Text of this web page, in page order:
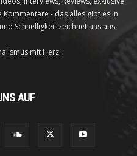
- das alles gibt es in
Schnelligkeit zeichnet uns aus.
mit Herz.
AUF